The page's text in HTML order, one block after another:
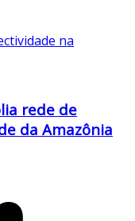
rede de
da Amazônia